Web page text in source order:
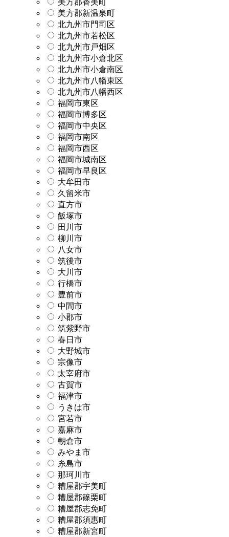
美方郡新温泉町
北九州市門司区
北九州市若松区
北九州市戸畑区
北九州市小倉北区
北九州市小倉南区
北九州市八幡東区
北九州市八幡西区
福岡市東区
福岡市博多区
福岡市中央区
福岡市南区
福岡市西区
福岡市城南区
福岡市早良区
大牟田市
久留米市
直方市
飯塚市
田川市
柳川市
八女市
筑後市
大川市
行橋市
豊前市
中間市
小郡市
筑紫野市
春日市
大野城市
宗像市
太宰府市
古賀市
福津市
うきは市
宮若市
嘉麻市
朝倉市
みやま市
糸島市
那珂川市
糟屋郡宇美町
糟屋郡篠栗町
糟屋郡志免町
糟屋郡須惠町
糟屋郡新宮町